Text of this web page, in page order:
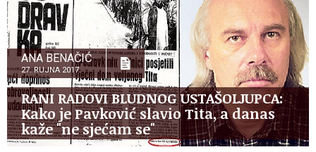
ANA BENAČIĆ
27. RUJNA 2017.
RANI RADOVI BLUDNOG USTAŠOLJUPCA:
Kako je Pavković slavio Tita, a danas
kaže "ne sjećam se"